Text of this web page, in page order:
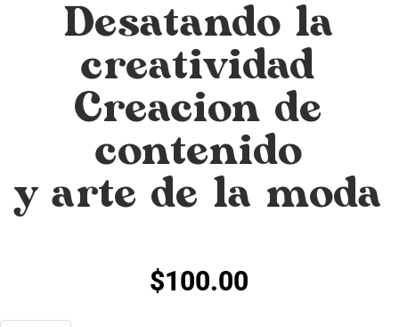
Desatando la
creatividad
Creacion de
contenido
y arte de la moda
$100.00